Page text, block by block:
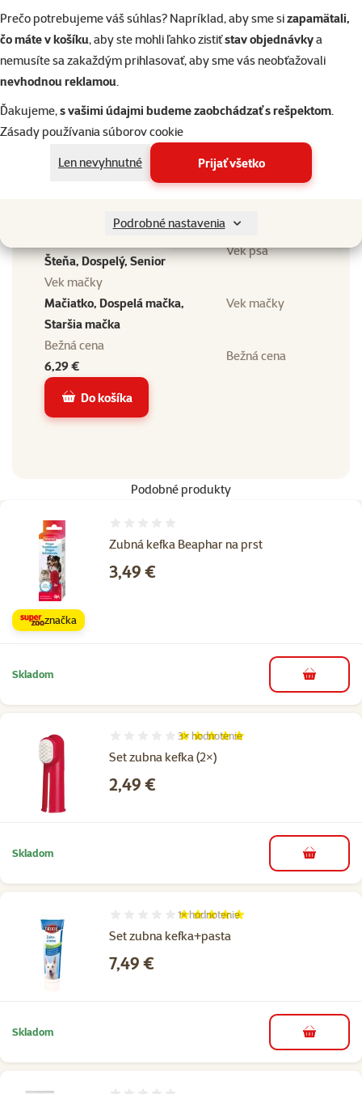
Prečo potrebujeme váš súhlas? Napríklad, aby sme sizapamätali,
čo máte v košíku, aby ste mohli ľahko zistiťstav objednávkya
nemusíte sa zakaždým prihlasovať, aby sme vás neobťažovali
nevhodnou reklamou.
Ďakujeme,s vašimi údajmi budeme zaobchádzať s rešpektom.
Zásady používania súborov cookie
Len nevyhnutné
Prijať všetko
Podrobné nastavenia
značka
Beaphar zubná pasta s
pečeňovou príchuťou 100
Vyhľadávanie produktu
Šteňa, Dospelý, Senior
Vek psa
Vek mačky
Mačiatko, Dospelá mačka,
Staršia mačka
Vek mačky
Bežná cena
6,29 €
Bežná cena
Do košíka
Podobné produkty
Zubná kefka Beaphar na prst
Cena
3,49 €
značka
Skladom do košíka
Set zubna kefka (2×)
Hodnotenie 100%, počet hodnotení: 3
3× hodnotenie
Cena
2,49 €
Skladom do košíka
Set zubna kefka+pasta
Hodnotenie 100%, počet hodnotení: 1
1×hodnotenie
Cena
7,49 €
Skladom do košíka